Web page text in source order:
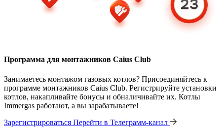
Программа для монтажников Caius Club
Занимаетесь монтажом газовых котлов? Присоединяйтесь к
программе монтажников Caius Club. Регистрируйте установки
котлов, накапливайте бонусы и обналичивайте их. Котлы
Immergas работают, а вы зарабатываете!
Зарегистрироваться Перейти в Телеграмм-канал